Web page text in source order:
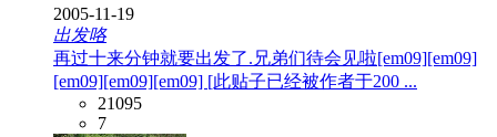
2005-11-19
出发咯
再过十来分钟就要出发了.兄弟们待会见啦[em09][em09]
[em09][em09][em09] [此贴子已经被作者于200 ...
21095
7